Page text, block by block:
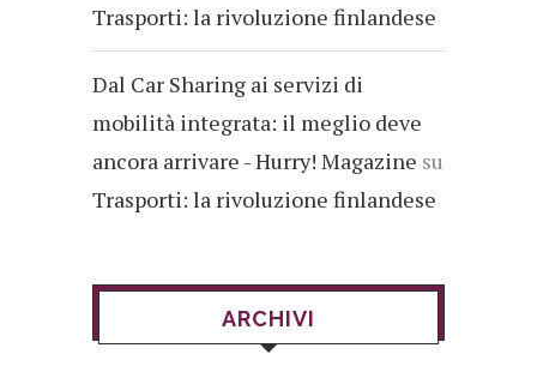
Trasporti: la rivoluzione finlandese
Dal Car Sharing ai servizi di
mobilità integrata: il meglio deve
ancora arrivare - Hurry! Magazine su
Trasporti: la rivoluzione finlandese
ARCHIVI